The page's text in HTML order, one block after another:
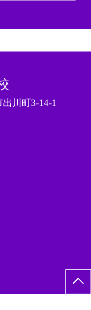
川町3-14-1